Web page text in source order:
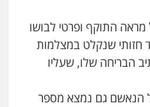
טל
משפט מנהלי עתירות
שחרורים
התוקף ופרטי לבושו
חזותי שנקלט במצלמות
הבריחה שלו, שעליו
הנאשם גם נמצא מספר
משרד עורכי דין